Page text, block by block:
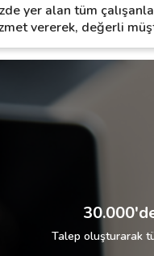
yer alan tüm
vererek, değerli
Talep oluşturarak